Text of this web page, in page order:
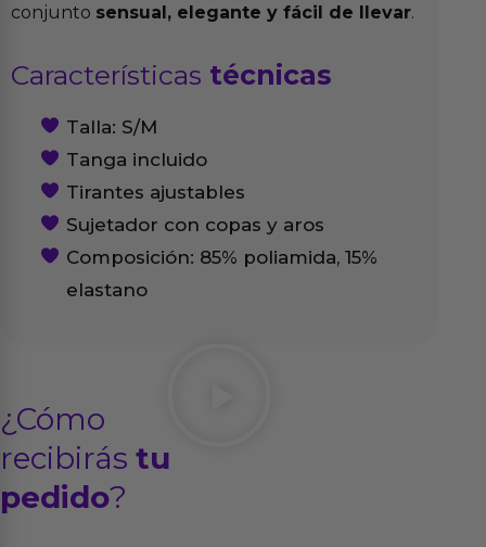
conjunto sensual, elegante y fácil de llevar.
Características técnicas
Talla: S/M
Tanga incluido
Tirantes ajustables
Sujetador con copas y aros
Composición: 85% poliamida, 15%
elastano
¿Cómo
recibirás tu
pedido?